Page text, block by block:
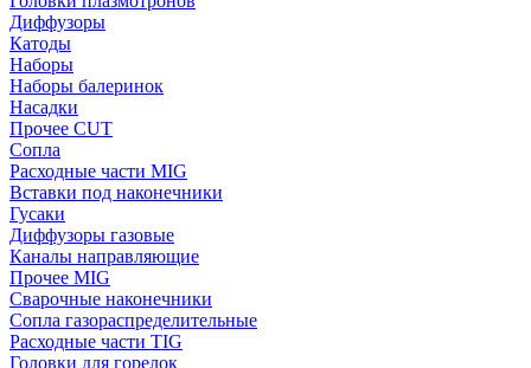
Диффузоры
Катоды
Наборы
Наборы балеринок
Насадки
Прочее CUT
Сопла
Расходные части MIG
Вставки под наконечники
Гусаки
Диффузоры газовые
Каналы направляющие
Прочее MIG
Сварочные наконечники
Сопла газораспределительные
Расходные части TIG
Головки для горелок